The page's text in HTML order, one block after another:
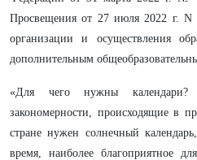
Просвещения от 27 июля 2022 г. N
организации и осуществления
дополнительным
«Для чего нужны
закономерности, происходящие в
стране нужен солнечный
время, наиболее благоприятное